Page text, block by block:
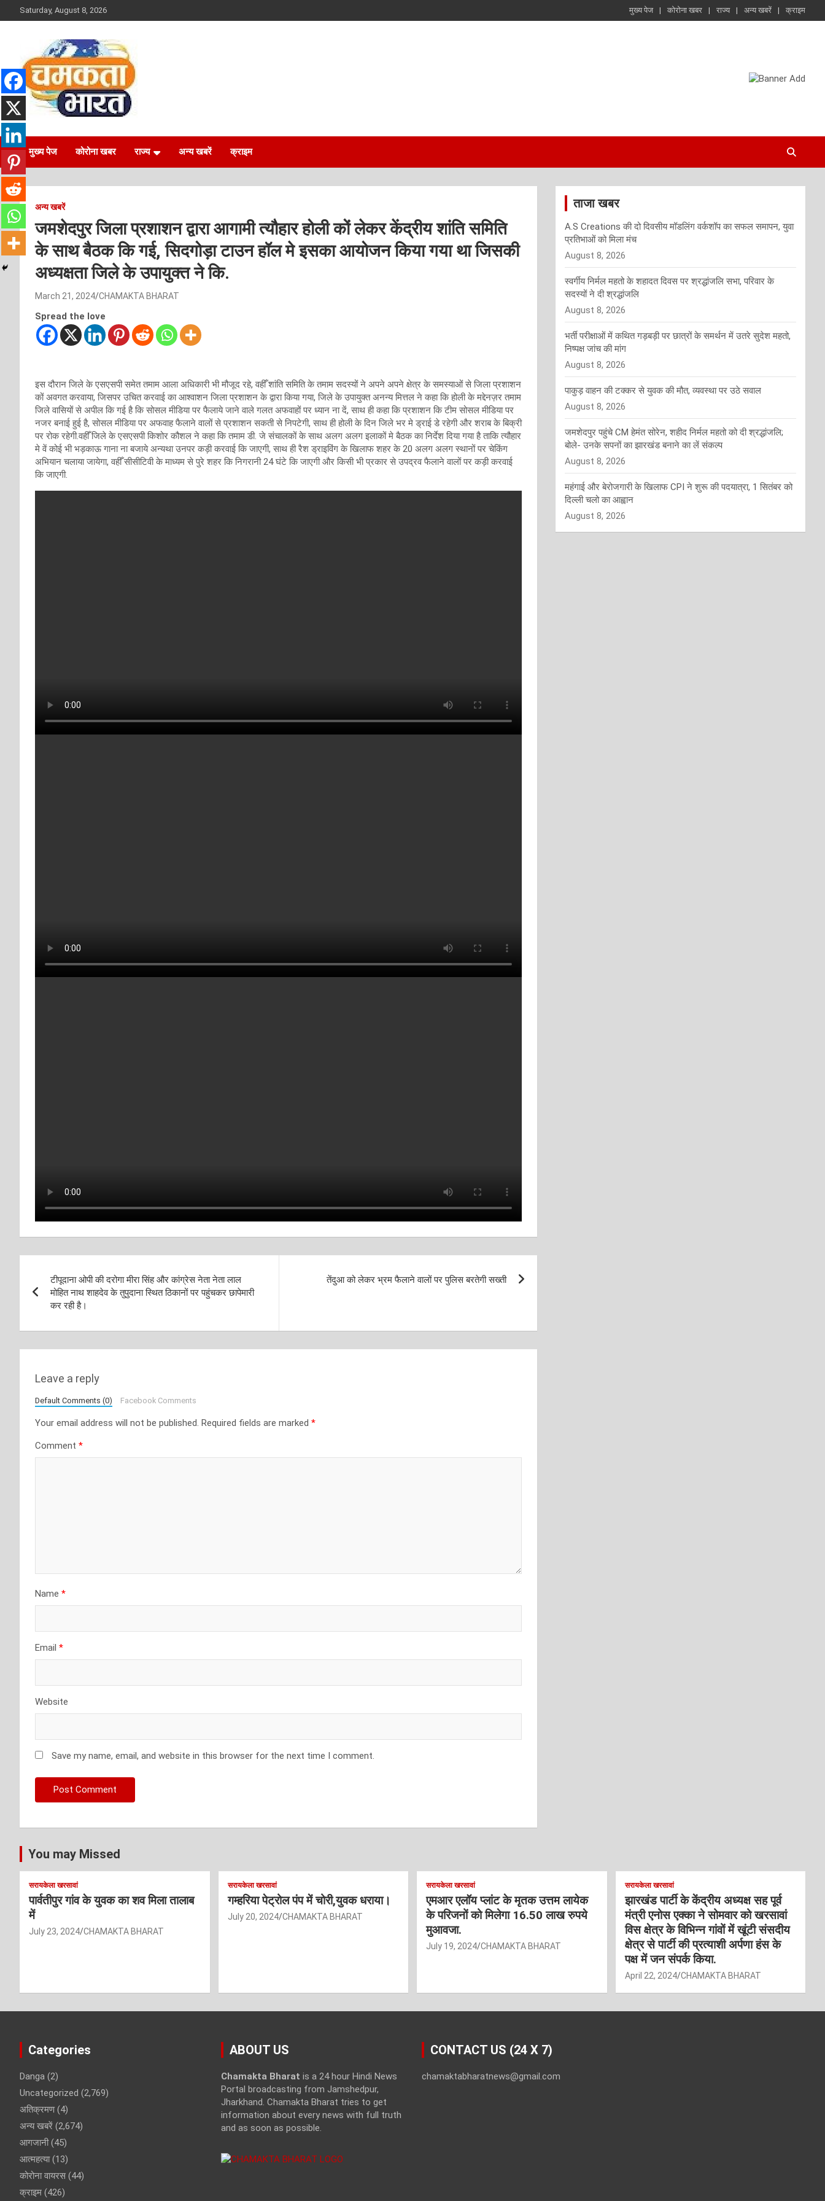
to
Saturday, August 8, 2026 मुख्य पेज कोरोना खबर राज्य अन्य खबरें क्राइम
CHAMAKTA BHARAT
NEWS
मुख्य पेज कोरोना खबर राज्य अन्य खबरें क्राइम
अन्य खबरें
जमशेदपुर जिला प्रशाशन द्वारा आगामी त्यौहार होली कों लेकर केंद्रीय शांति समिति
के साथ बैठक कि गई, सिदगोड़ा टाउन हॉल मे इसका आयोजन किया गया था जिसकी
अध्यक्षता जिले के उपायुक्त ने कि.
March 21, 2024 CHAMAKTA BHARAT
Spread the love
इस दौरान जिले के एसएसपी समेत तमाम आला अधिकारी भी मौजूद रहे, वहीँ शांति समिति के तमाम सदस्यों ने अपने अपने क्षेत्र के समस्याओं से जिला प्रशाशन
कों अवगत करवाया, जिसपर उचित करवाई का आश्वाशन जिला प्रशाशन के द्वारा किया गया, जिले के उपायुक्त अनन्य मित्तल ने कहा कि होली के मद्देनज़र तमाम
जिले वासियों से अपील कि गई है कि सोसल मीडिया पर फैलाये जाने वाले गलत अफवाहों पर ध्यान ना दें, साथ ही कहा कि प्रशाशन कि टीम सोसल मीडिया पर
नजर बनाई हुई है, सोसल मीडिया पर अफवाह फैलाने वालों से प्रशाशन सकती से निपटेगी, साथ ही होली के दिन जिले भर मे ड्राई डे रहेगी और शराब के बिक्री
पर रोक रहेगी.वहीँ जिले के एसएसपी किशोर कौशल ने कहा कि तमाम डी. जे संचालकों के साथ अलग अलग इलाकों मे बैठक का निर्देश दिया गया है ताकि त्यौहार
मे वें कोई भी भड़काऊ गाना ना बजाये अन्यथा उनपर कड़ी करवाई कि जाएगी, साथ ही रैश ड्राइविंग के खिलाफ शहर के 20 अलग अलग स्थानों पर चेकिंग
अभियान चलाया जायेगा, वहीँ सीसीटिवी के माध्यम से पुरे शहर कि निगरानी 24 घंटे कि जाएगी और किसी भी प्रकार से उपद्रव फैलाने वालों पर कड़ी करवाई
कि जाएगी.
navigation
टीपूदाना ओपी की दरोगा मीरा सिंह और कांग्रेस नेता नेता लाल
मोहित नाथ शाहदेव के तुपुदाना स्थित ठिकानों पर पहुंचकर छापेमारी
कर रही है।
तेंदुआ को लेकर भ्रम फैलाने वालों पर पुलिस बरतेगी सख्ती
Leave a reply
Default Comments (0) Facebook Comments
Your email address will not be published. Required fields are marked *
Comment *
Name *
Email *
Website
Save my name, email, and website in this browser for the next time I comment.
ताजा खबर
A.S Creations की दो दिवसीय मॉडलिंग वर्कशॉप का सफल समापन, युवा
प्रतिभाओं को मिला मंच
August 8, 2026
स्वर्गीय निर्मल महतो के शहादत दिवस पर श्रद्धांजलि सभा, परिवार के
सदस्यों ने दी श्रद्धांजलि
August 8, 2026
भर्ती परीक्षाओं में कथित गड़बड़ी पर छात्रों के समर्थन में उतरे सुदेश महतो,
निष्पक्ष जांच की मांग
August 8, 2026
पाकुड़ वाहन की टक्कर से युवक की मौत, व्यवस्था पर उठे सवाल
August 8, 2026
जमशेदपुर पहुंचे CM हेमंत सोरेन, शहीद निर्मल महतो को दी श्रद्धांजलि;
बोले- उनके सपनों का झारखंड बनाने का लें संकल्प
August 8, 2026
महंगाई और बेरोजगारी के खिलाफ CPI ने शुरू की पदयात्रा, 1 सितंबर को
दिल्ली चलो का आह्वान
August 8, 2026
You may Missed
सरायकेला खरसावां
पार्वतीपुर गांव के युवक का शव मिला तालाब
में
July 23, 2024 CHAMAKTA BHARAT
सरायकेला खरसावां
गम्हरिया पेट्रोल पंप में चोरी,युवक धराया।
July 20, 2024 CHAMAKTA BHARAT
सरायकेला खरसावां
एमआर एलॉय प्लांट के मृतक उत्तम लायेक
के परिजनों को मिलेगा 16.50 लाख रुपये
मुआवजा.
July 19, 2024 CHAMAKTA BHARAT
सरायकेला खरसावां
झारखंड पार्टी के केंद्रीय अध्यक्ष सह पूर्व
मंत्री एनोस एक्का ने सोमवार को खरसावां
विस क्षेत्र के विभिन्न गांवों में खूंटी संसदीय
क्षेत्र से पार्टी की प्रत्याशी अर्पणा हंस के
पक्ष में जन संपर्क किया.
April 22, 2024 CHAMAKTA BHARAT
Categories
Danga (2)
Uncategorized (2,769)
अतिक्रमण(4)
अन्य खबरें (2,674)
आगजानी(45)
आत्महत्या(13)
कोरोना वायरस (44)
क्राइम (426)
ABOUT US
Chamakta Bharat is a 24 hour Hindi News
Portal broadcasting from Jamshedpur,
Jharkhand. Chamakta Bharat tries to get
information about every news with full truth
and as soon as possible.
CONTACT US (24 X 7)
chamaktabharatnews@gmail.com